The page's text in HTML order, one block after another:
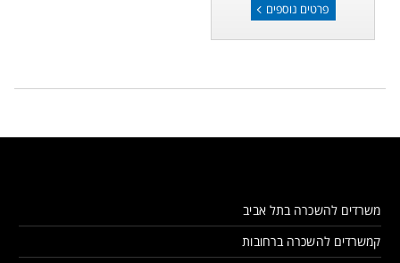
פרטים נוספים
משרדים להשכרה בתל אביב
קמשרדים להשכרה ברחובות